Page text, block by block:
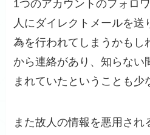
1つのアカウントのフォロ
人にダイレクトメールを送
為を行われてしまうかもし
から連絡があり、知らない
まれていたということも少
また故人の情報を悪用され